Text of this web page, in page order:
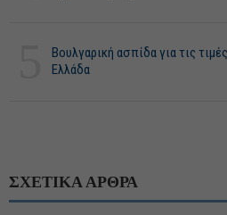
Βουλγαρική ασπίδα για τις
Ελλάδα
ΣΧΕΤΙΚΑ ΑΡΘΡΑ